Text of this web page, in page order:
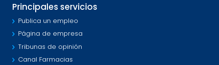
Principales servicios
Publica un empleo
Página de empresa
Tribunas de opinión
Canal Farmacias